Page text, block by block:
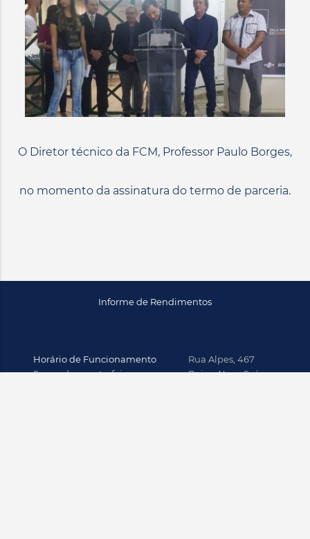
O Diretor técnico da FCM, Professor Paulo Borges,
no momento da assinatura do termo de parceria.
Informe de Rendimentos
Horário de Funcionamento
Segunda a sexta-feira
Rua Alpes, 467
Bairro Nova Suíça